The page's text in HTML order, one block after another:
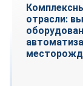
отрасли: